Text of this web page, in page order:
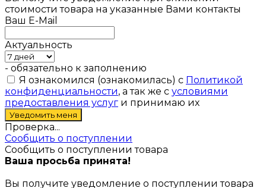
стоимости товара на указанные Вами контакты
Ваш E-Mail
Актуальность
- обязательно к заполнению
Я ознакомился (ознакомилась) с Политикой
конфиденциальности, а так же с условиями
предоставления услуг и принимаю их
Проверка...
Сообщить о поступлении
Сообщить о поступлении товара
Ваша просьба принята!
Вы получите уведомление о поступлении товара